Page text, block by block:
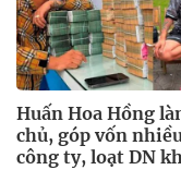
Huấn Hoa Hồng
chủ, góp vốn nhiều
công ty, loạt DN